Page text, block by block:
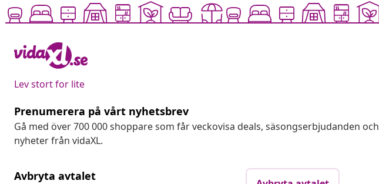
Lev stort for lite
Prenumerera på vårt nyhetsbrev
Gå med över 700 000 shoppare som får veckovisa deals, säsongserbjudanden och
nyheter från vidaXL.
Avbryta avtalet